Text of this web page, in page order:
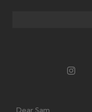
Dear Sam